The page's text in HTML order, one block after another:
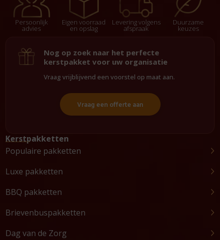
Persoonlijk
advies
Eigen voorraad
en opslag
Levering volgens
afspraak
Duurzame
keuzes
Nog op zoek naar het perfecte
kerstpakket voor uw organisatie
Vraag vrijblijvend een voorstel op maat aan.
Vraag een offerte aan
Kerstpakketten
Populaire pakketten
Luxe pakketten
BBQ pakketten
Brievenbuspakketten
Dag van de Zorg